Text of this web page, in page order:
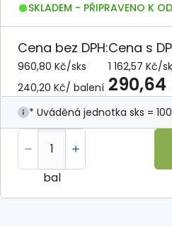
SKLADEM - PŘIPRAVENO K
Cena bez DPH:
960,80 Kč/sks
240,20 Kč/ balení
Cena s
1 162,57 Kč/
290,64
* Uváděná jednotka sks =
bal